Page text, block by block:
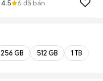
4.5 6 đã bán
256 GB 512 GB 1 TB